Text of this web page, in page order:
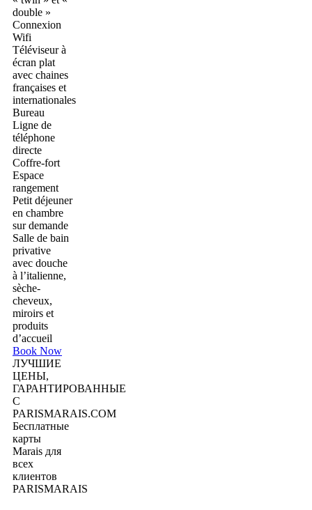
double »
Connexion
Wifi
Téléviseur à
écran plat
avec chaines
françaises et
internationales
Bureau
Ligne de
téléphone
directe
Coffre-fort
Espace
rangement
Petit déjeuner
en chambre
sur demande
Salle de bain
privative
avec douche
à l’italienne,
sèche-
cheveux,
miroirs et
produits
d’accueil
Book Now
ЛУЧШИЕ
ЦЕНЫ,
ГАРАНТИРОВАННЫЕ
С
PARISMARAIS.COM
Бесплатные
карты
Marais для
всех
клиентов
PARISMARAIS